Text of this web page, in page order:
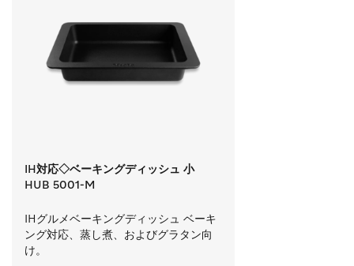
IH対応◇ベーキングディッシュ 小
HUB 5001-M
IHグルメベーキングディッシュ ベーキ
ング対応、蒸し煮、およびグラタン向
け。